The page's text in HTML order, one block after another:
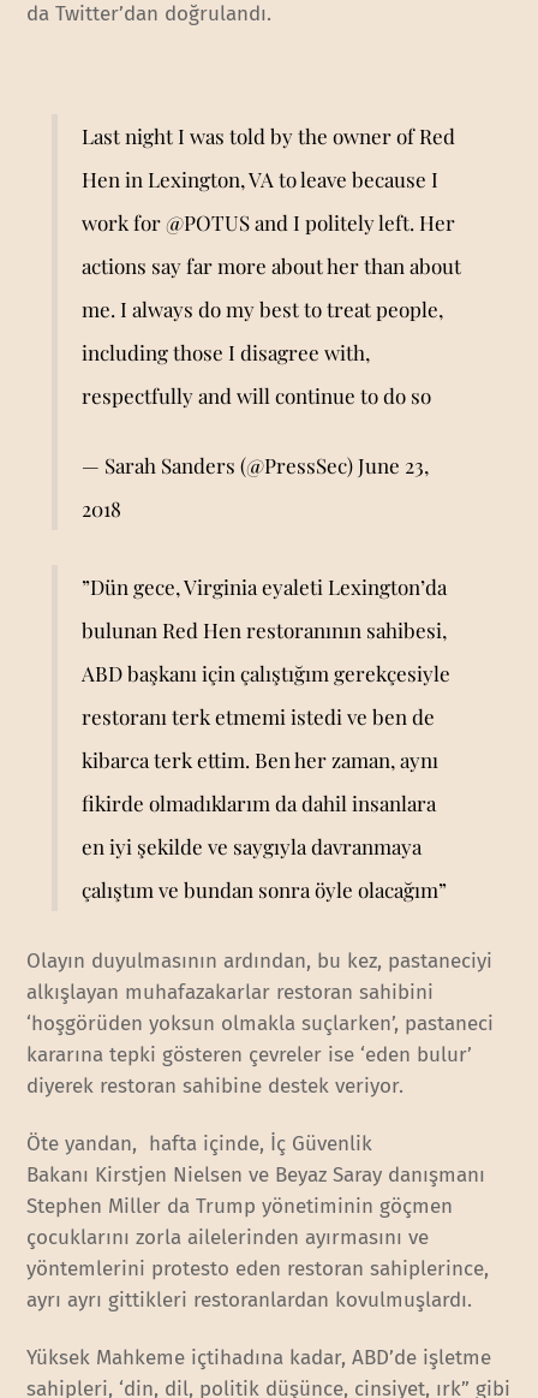
da Twitter’dan doğrulandı.
Last night I was told by the owner of Red
Hen in Lexington, VA to leave because I
work for@POTUSand I politely left. Her
actions say far more about her than about
me. I always do my best to treat people,
including those I disagree with,
respectfully and will continue to do so
— Sarah Sanders (@PressSec)June 23,
2018
”Dün gece, Virginia eyaleti Lexington’da
bulunan Red Hen restoranının sahibesi,
ABD başkanı için çalıştığım gerekçesiyle
restoranı terk etmemi istedi ve ben de
kibarca terk ettim. Ben her zaman, aynı
fikirde olmadıklarım da dahil insanlara
en iyi şekilde ve saygıyla davranmaya
çalıştım ve bundan sonra öyle olacağım”
Olayın duyulmasının ardından, bu kez, pastaneciyi
alkışlayan muhafazakarlar restoran sahibini
‘hoşgörüden yoksun olmakla suçlarken’, pastaneci
kararına tepki gösteren çevreler ise ‘eden bulur’
diyerek restoran sahibine destek veriyor.
Öte yandan, hafta içinde, İç Güvenlik
Bakanı Kirstjen Nielsen ve Beyaz Saray danışmanı
Stephen Miller da Trump yönetiminin göçmen
çocuklarını zorla ailelerinden ayırmasını ve
yöntemlerini protesto eden restoran sahiplerince,
ayrı ayrı gittikleri restoranlardan kovulmuşlardı.
Yüksek Mahkeme içtihadına kadar, ABD’de işletme
sahipleri, ‘din, dil, politik düşünce, cinsiyet, ırk” gibi